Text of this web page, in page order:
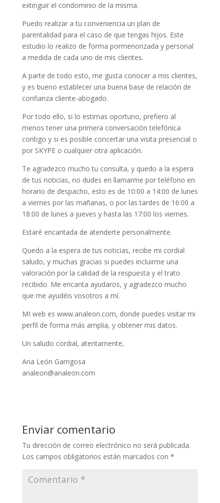
extinguir el condominio de la misma.
Puedo realizar a tu conveniencia un plan de
parentalidad para el caso de que tengas hijos. Este
estudio lo realizo de forma pormenorizada y personal
a medida de cada uno de mis clientes.
A parte de todo esto, me gusta conocer a mis clientes,
y es bueno establecer una buena base de relación de
confianza cliente-abogado.
Por todo ello, si lo estimas oportuno, prefiero al
menos tener una primera conversación telefónica
contigo y si es posible concertar una visita presencial o
por SKYPE o cualquier otra aplicación.
Te agradezco mucho tu consulta, y quedo a la espera
de tus noticias, no dudes en llamarme por teléfono en
horario de despacho, esto es de 10:00 a 14:00 de lunes
a viernes por las mañanas, o por las tardes de 16:00 a
18:00 de lunes a jueves y hasta las 17:00 los viernes.
Estaré encantada de atenderte personalmente.
Quedo a la espera de tus noticias, recibe mi cordial
saludo, y muchas gracias si puedes incluirme una
valoración por la calidad de la respuesta y el trato
recibido. Me encanta ayudaros, y agradezco mucho
que me ayudéis vosotros a mí.
MI web es www.analeon.com, donde puedes visitar mi
perfil de forma más amplia, y obtener mis datos.
Un saludo cordial, atentamente,
Ana León Garrigosa
analeon@analeon.com
Enviar comentario
Tu dirección de correo electrónico no será publicada.
Los campos obligatorios están marcados con *